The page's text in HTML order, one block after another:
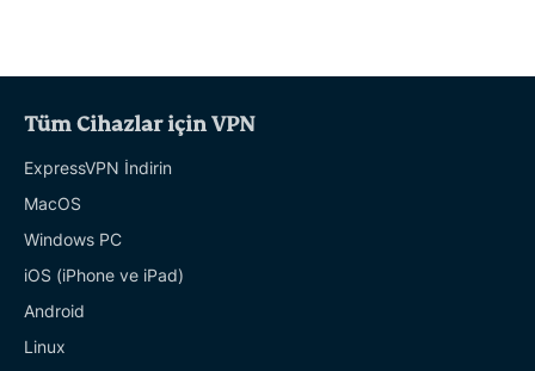
Tüm Cihazlar için VPN
ExpressVPN İndirin
MacOS
Windows PC
iOS (iPhone ve iPad)
Android
Linux